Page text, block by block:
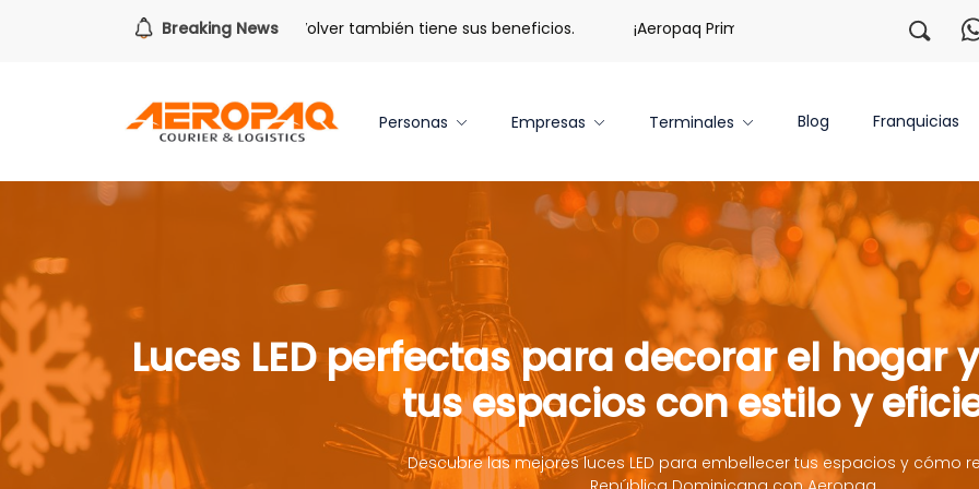
Breaking News
Para todo lo que viene. Volver también tiene sus beneficios. ¡Aeropaq Prime TE DA MÁS! ¡Regístrate
Personas Empresas Terminales Blog Franquicias
Luces LED perfectas para decorar el hogar
tus espacios con estilo y
Descubre las mejores luces LED para embellecer tus espacios y cómo